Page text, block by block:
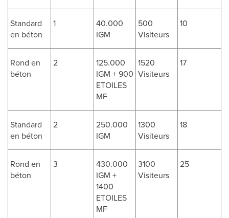
Standard
en béton
1
40.000
IGM
500
Visiteurs
10
Rond en
béton
2
125.000
IGM + 900
ETOILES
MF
1520
Visiteurs
17
Standard
en béton
2
250.000
IGM
1300
Visiteurs
18
Rond en
béton
3
430.000
IGM +
1400
ETOILES
MF
3100
Visiteurs
25